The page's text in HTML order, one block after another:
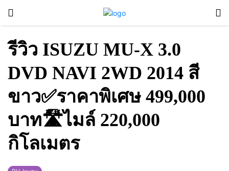
รีวิว ISUZU MU-X 3.0
DVD NAVI 2WD 2014 สี
ขาว✅ราคาพิเศษ 499,000
บาท🛣️ไมล์ 220,000
กิโลเมตร